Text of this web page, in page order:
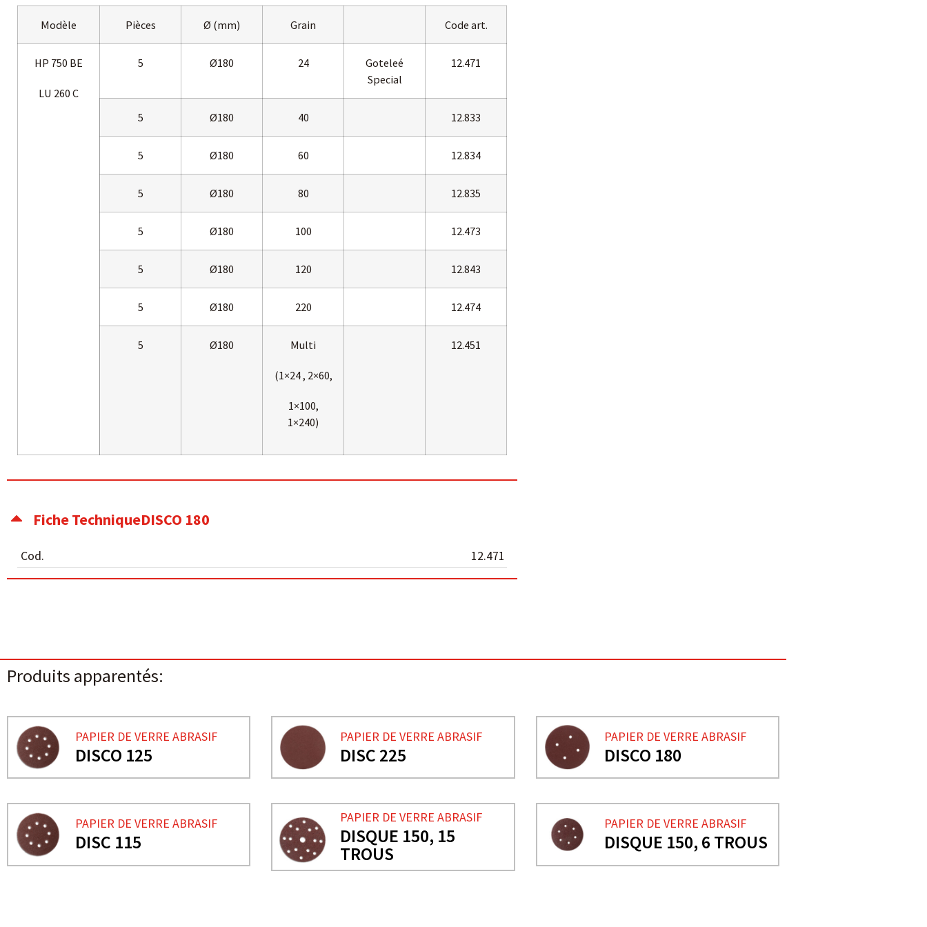
Modèle Pièces Ø (mm) Grain Code art.
HP 750 BE
LU 260 C
5 Ø180 24
Goteleé
Special
12.471
5 Ø180 40 12.833
5 Ø180 60 12.834
5 Ø180 80 12.835
5 Ø180 100 12.473
5 Ø180 120 12.843
5 Ø180 220 12.474
5 Ø180 Multi
(1×24 , 2×60,
1×100,
1×240)
12.451
Fiche TechniqueDISCO 180
Cod. 12.471
Produits apparentés:
PAPIER DE VERRE ABRASIF
DISCO 125
PAPIER DE VERRE ABRASIF
DISC 225
PAPIER DE VERRE ABRASIF
DISCO 180
PAPIER DE VERRE ABRASIF
DISC 115
PAPIER DE VERRE ABRASIF
DISQUE 150, 15
TROUS
PAPIER DE VERRE ABRASIF
DISQUE 150, 6 TROUS